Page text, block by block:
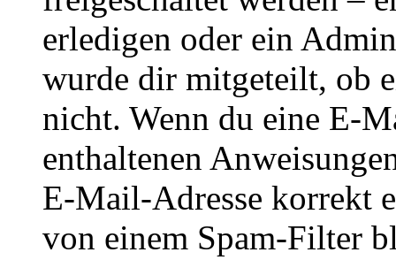
erledigen oder ein
wurde dir mitgeteilt, ob
nicht. Wenn du eine E-
enthaltenen
E-Mail-Adresse korrekt
von einem Spam-Filter